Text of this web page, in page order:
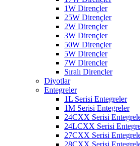
1W Dirençler
25W Dirençler
2W Dirençler
3W Dirençler
50W Dirençler
5W Dirençler
7W Dirençler
Sıralı Dirençler
Diyotlar
Entegreler
1L Serisi Entegreler
1M Serisi Entegreler
24CXX Serisi
24LCXX Serisi
27CXX Serisi
28CXX Serisi